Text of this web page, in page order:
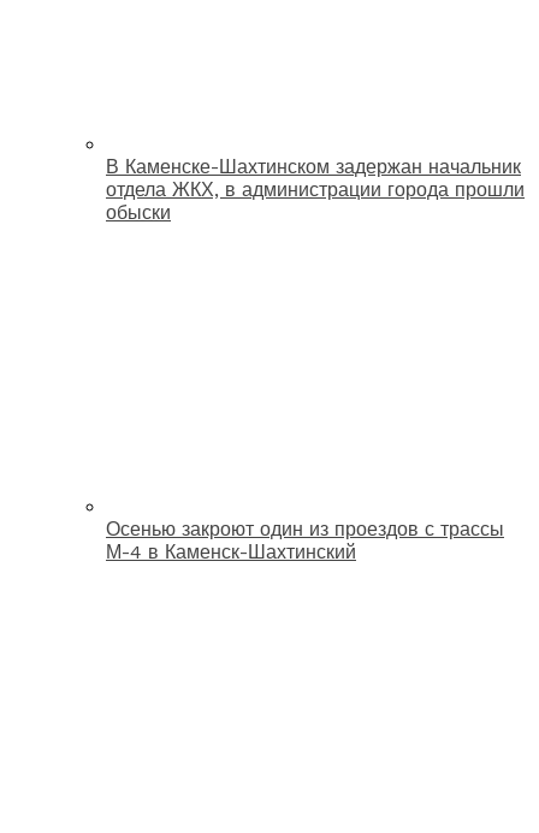
В Каменске-Шахтинском задержан начальник
отдела ЖКХ, в администрации города прошли
обыски
Осенью закроют один из проездов с трассы
М-4 в Каменск-Шахтинский